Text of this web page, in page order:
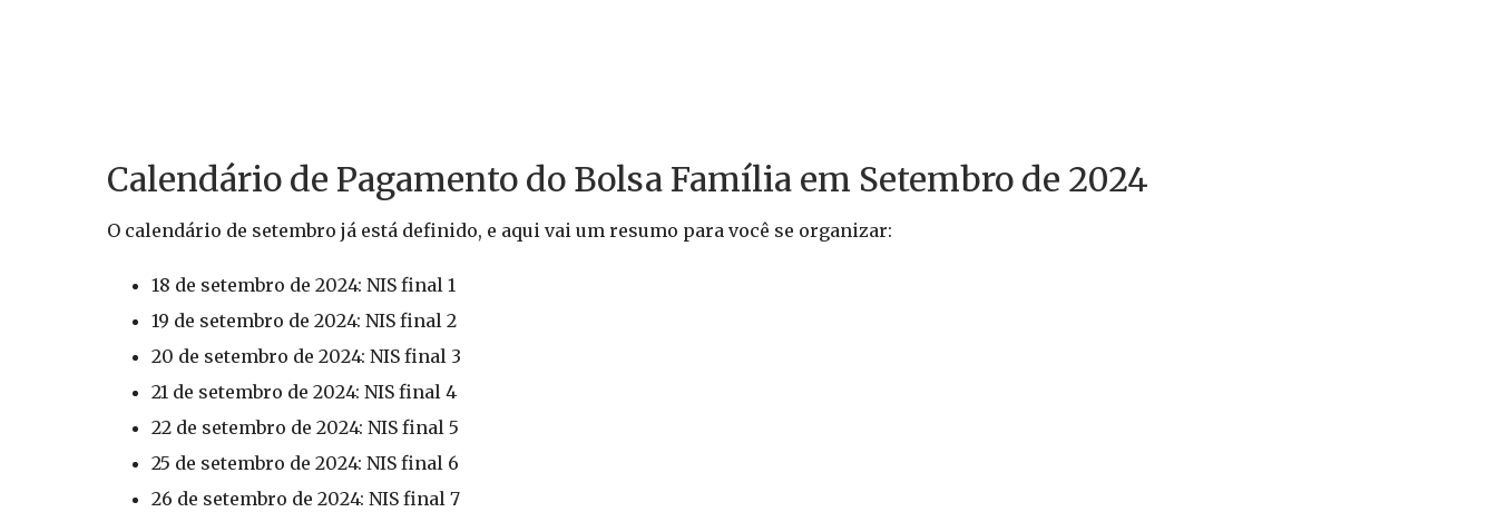
Calendário de Pagamento do Bolsa Família em Setembro de 2024
O calendário de setembro já está definido, e aqui vai um resumo para você se organizar:
18 de setembro de 2024: NIS final 1
19 de setembro de 2024: NIS final 2
20 de setembro de 2024: NIS final 3
21 de setembro de 2024: NIS final 4
22 de setembro de 2024: NIS final 5
25 de setembro de 2024: NIS final 6
26 de setembro de 2024: NIS final 7